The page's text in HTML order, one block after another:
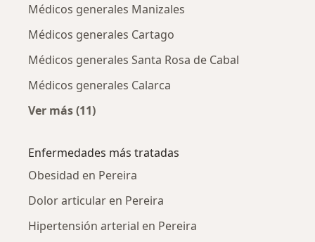
Médicos generales Manizales
Médicos generales Cartago
Médicos generales Santa Rosa de Cabal
Médicos generales Calarca
Ver más (11)
Enfermedades más tratadas
Obesidad en Pereira
Dolor articular en Pereira
Hipertensión arterial en Pereira